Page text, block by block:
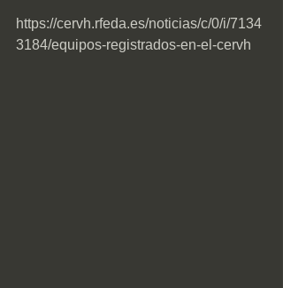
https://cervh.rfeda.es/noticias/c/0/i/7134
3184/equipos-registrados-en-el-cervh